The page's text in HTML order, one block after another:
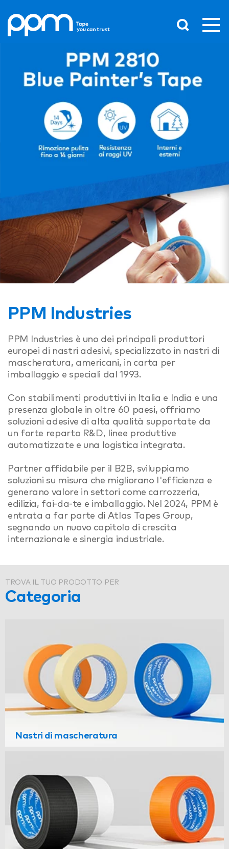
PPM Industries
PPM Industries è uno dei principali produttori
europei di nastri adesivi, specializzato in nastri di
mascheratura, americani, in carta per
imballaggio e speciali dal 1993.
Con stabilimenti produttivi in Italia e India e una
presenza globale in oltre 60 paesi, offriamo
soluzioni adesive di alta qualità supportate da
un forte reparto R&D, linee produttive
automatizzate e una logistica integrata.
Partner affidabile per il B2B, sviluppiamo
soluzioni su misura che migliorano l'efficienza e
generano valore in settori come carrozzeria,
edilizia, fai-da-te e imballaggio. Nel 2024, PPM è
entrata a far parte di Atlas Tapes Group,
segnando un nuovo capitolo di crescita
internazionale e sinergia industriale.
TROVA IL TUO PRODOTTO PER
Categoria
Nastri di mascheratura